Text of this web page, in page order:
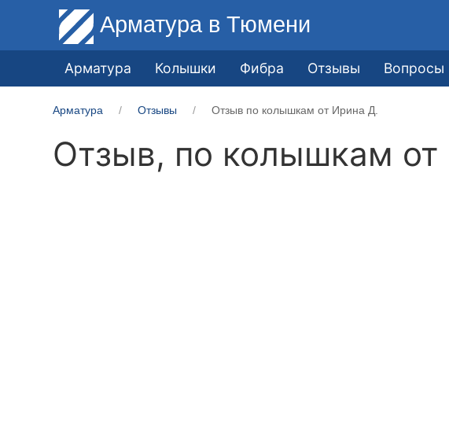
Арматура в Тюмени
Арматура Колышки Фибра Отзывы Вопросы
Арматура Отзывы Отзыв по колышкам от Ирина Д.
Отзыв, по колышкам от